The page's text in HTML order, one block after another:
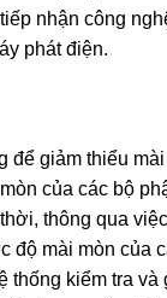
nhận công
phát điện.
giảm thiểu
của các bộ
thông qua
mài mòn của
kiểm tra